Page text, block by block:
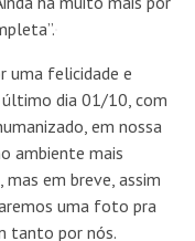
uma felicidade e
último dia 01/10, com
em nossa
ambiente mais
mas em breve, assim
uma foto pra
tanto por nós.